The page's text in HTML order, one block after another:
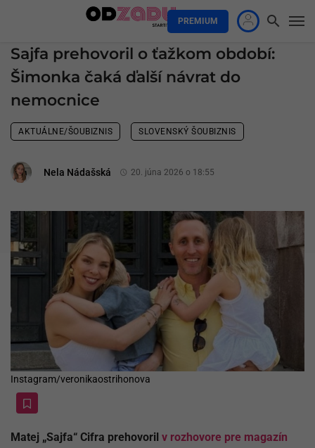
PREMIUM
Sajfa prehovoril o ťažkom období:
Šimonka čaká ďalší návrat do
nemocnice
AKTUÁLNE/ŠOUBIZNIS SLOVENSKÝ ŠOUBIZNIS
Nela Nádašská 20. júna 2026 o 18:55
Instagram/veronikaostrihonova
Matej „Sajfa“ Cifra prehovoril v rozhovore pre magazín